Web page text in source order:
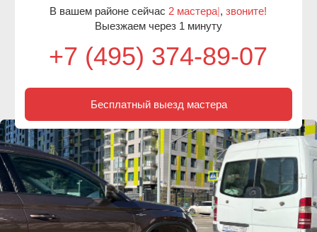
Мастер у вас через 20
минут после звонка
Работаем круглосуточно
24/7
Бесплатный выезд
При себе все